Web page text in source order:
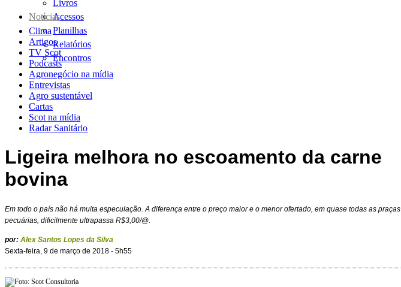
Livros
Acessos
Planilhas
Relatórios
Encontros
Notícias
Clima
Artigos
TV Scot
Podcasts
Agronegócio na mídia
Entrevistas
Agro sustentável
Cartas
Scot na mídia
Radar Sanitário
Ligeira melhora no escoamento da carne
bovina
Em todo o país não há muita especulação. A diferença entre o preço maior e o menor ofertado, em quase todas as praças
pecuárias, dificilmente ultrapassa R$3,00/@.
por: Alex Santos Lopes da Silva
Sexta-feira, 9 de março de 2018 - 5h55